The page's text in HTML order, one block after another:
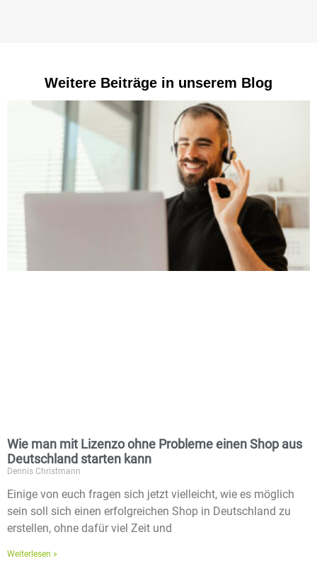
Weitere Beiträge in unserem Blog
Wie man mit Lizenzo ohne Probleme einen Shop aus
Deutschland starten kann
Dennis Christmann
Einige von euch fragen sich jetzt vielleicht, wie es möglich
sein soll sich einen erfolgreichen Shop in Deutschland zu
erstellen, ohne dafür viel Zeit und
Weiterlesen »